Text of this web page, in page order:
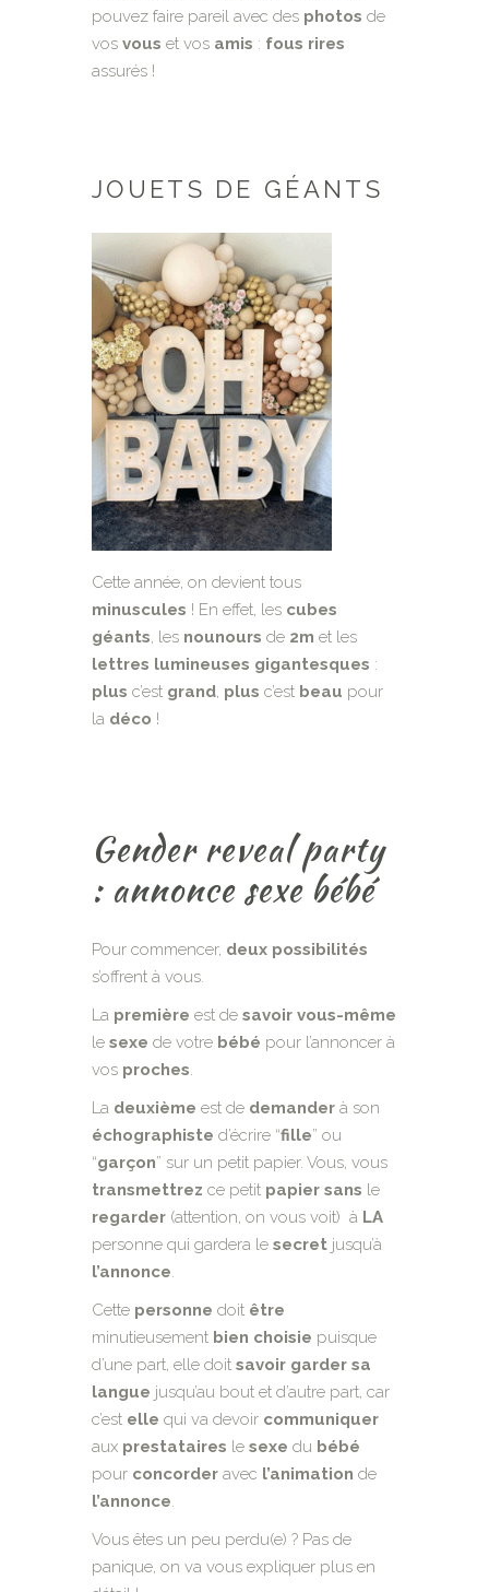
pouvez faire pareil avec des photos de
vos vous et vos amis : fous rires
assurés !
JOUETS DE GÉANTS
Cette année, on devient tous
minuscules ! En effet, les cubes
géants, les nounours de 2m et les
lettres lumineuses gigantesques :
plus c’est grand, plus c’est beau pour
la déco !
Gender reveal party
: annonce sexe bébé
Pour commencer, deux possibilités
s’offrent à vous.
La première est de savoir vous-même
le sexe de votre bébé pour l’annoncer à
vos proches.
La deuxième est de demander à son
échographiste d’écrire “fille” ou
“garçon” sur un petit papier. Vous, vous
transmettrez ce petit papier sans le
regarder (attention, on vous voit) à LA
personne qui gardera le secret jusqu’à
l’annonce.
Cette personne doit être
minutieusement bien choisie puisque
d’une part, elle doit savoir garder sa
langue jusqu’au bout et d’autre part, car
c’est elle qui va devoir communiquer
aux prestataires le sexe du bébé
pour concorder avec l’animation de
l’annonce.
Vous êtes un peu perdu(e) ? Pas de
panique, on va vous expliquer plus en